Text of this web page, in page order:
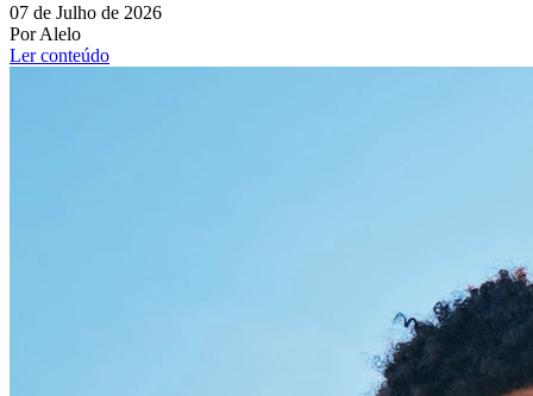
07 de Julho de 2026
Por Alelo
Ler conteúdo